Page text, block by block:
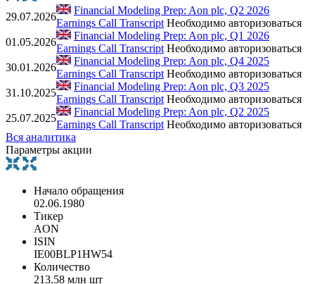
29.07.2026
Financial Modeling Prep: Aon plc, Q2 2026
Earnings Call Transcript Необходимо авторизоваться
01.05.2026
Financial Modeling Prep: Aon plc, Q1 2026
Earnings Call Transcript Необходимо авторизоваться
30.01.2026
Financial Modeling Prep: Aon plc, Q4 2025
Earnings Call Transcript Необходимо авторизоваться
31.10.2025
Financial Modeling Prep: Aon plc, Q3 2025
Earnings Call Transcript Необходимо авторизоваться
25.07.2025
Financial Modeling Prep: Aon plc, Q2 2025
Earnings Call Transcript Необходимо авторизоваться
Вся аналитика
Параметры акции
Начало обращения
02.06.1980
Тикер
AON
ISIN
IE00BLP1HW54
Количество
213.58 млн шт